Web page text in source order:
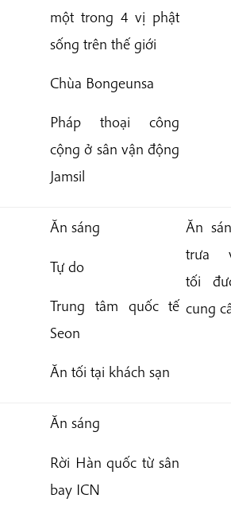
một trong 4 vị phật
sống trên thế giới
Chùa Bongeunsa
Pháp thoại công
cộng ở sân vận động
Jamsil
Ăn sáng
Tự do
Trung tâm quốc tế
Seon
Ăn tối tại khách sạn
Ăn
trưa
tối
cung
Ăn sáng
Rời Hàn quốc từ sân
bay ICN